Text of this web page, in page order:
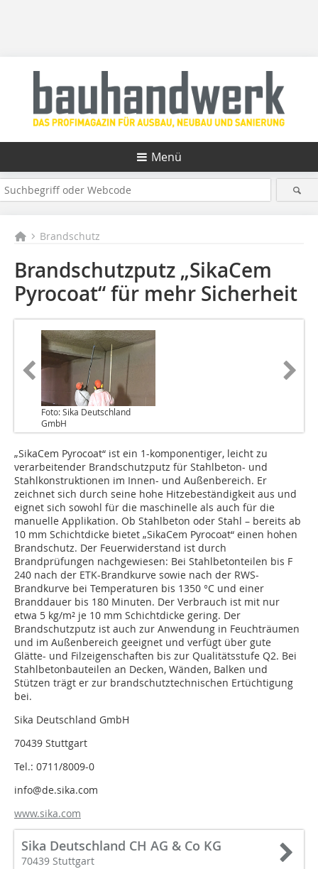
Menü
Brandschutz
Brandschutzputz „SikaCem
Pyrocoat“ für mehr Sicherheit
Foto: Sika Deutschland
GmbH
„SikaCem Pyrocoat“ ist ein 1-komponentiger, leicht zu
verarbeitender Brandschutzputz für Stahlbeton- und
Stahlkonstruktionen im Innen- und Außenbereich. Er
zeichnet sich durch seine hohe Hitzebeständigkeit aus und
eignet sich sowohl für die maschinelle als auch für die
manuelle Applikation. Ob Stahlbeton oder Stahl – bereits ab
10 mm Schichtdicke bietet „SikaCem Pyrocoat“ einen hohen
Brandschutz. Der Feuerwiderstand ist durch
Brandprüfungen nachgewiesen: Bei Stahlbetonteilen bis F
240 nach der ETK-Brandkurve sowie nach der RWS-
Brandkurve bei Temperaturen bis 1350 °C und einer
Branddauer bis 180 Minuten. Der Verbrauch ist mit nur
etwa 5 kg/m² je 10 mm Schichtdicke gering. Der
Brandschutzputz ist auch zur Anwendung in Feuchträumen
und im Außenbereich geeignet und verfügt über gute
Glätte- und Filzeigenschaften bis zur Qualitätsstufe Q2. Bei
Stahlbetonbauteilen an Decken, Wänden, Balken und
Stützen trägt er zur brandschutztechnischen Ertüchtigung
bei.
Sika Deutschland GmbH
70439 Stuttgart
Tel.: 0711/8009-0
info@de.sika.com
www.sika.com
Sika Deutschland CH AG & Co KG
70439 Stuttgart